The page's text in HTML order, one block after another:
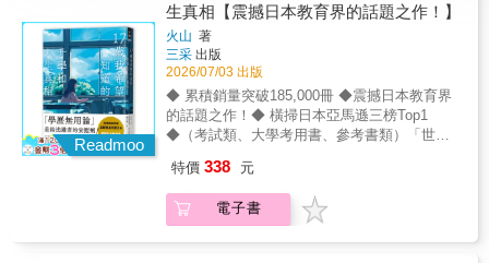
Readmoo
生真相【震撼日本教育界的話題之作！】
火山 著
三采 出版
2026/07/03 出版
◆ 累積銷量突破185,000冊 ◆震撼日本教育界
的話題之作！◆ 橫掃日本亞馬遜三榜Top1
◆（考試類、大學考用書、參考書類）「世界
爭？」超過70萬訂閱權威教育網紅首度出書。
這不是溫柔的鼓勵信，而是撕開社會真相、讓
你贏下人生的生存指南！不說漂亮話，只給你
特價 338 元
電子書